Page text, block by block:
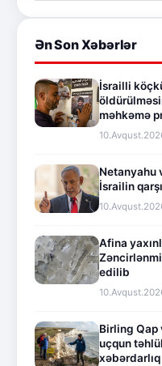
Ən Son Xəbərlər
İsrailli
məhkəmə
Netanyahu
İsrailin
Afina
edilib
Birling Qap
uçqun